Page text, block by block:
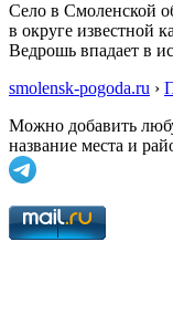
Село в Смоленской
в округе известной
Ведрошь впадает в
smolensk-pogoda.ru ›
Можно добавить
название места и